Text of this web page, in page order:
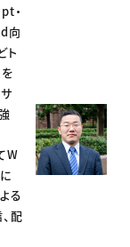
・
向
ト
W
る
配